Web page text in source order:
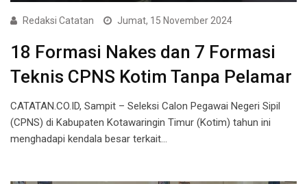
Redaksi Catatan Jumat, 15 November 2024
18 Formasi Nakes dan 7 Formasi
Teknis CPNS Kotim Tanpa Pelamar
CATATAN.CO.ID, Sampit – Seleksi Calon Pegawai Negeri Sipil
(CPNS) di Kabupaten Kotawaringin Timur (Kotim) tahun ini
menghadapi kendala besar terkait…